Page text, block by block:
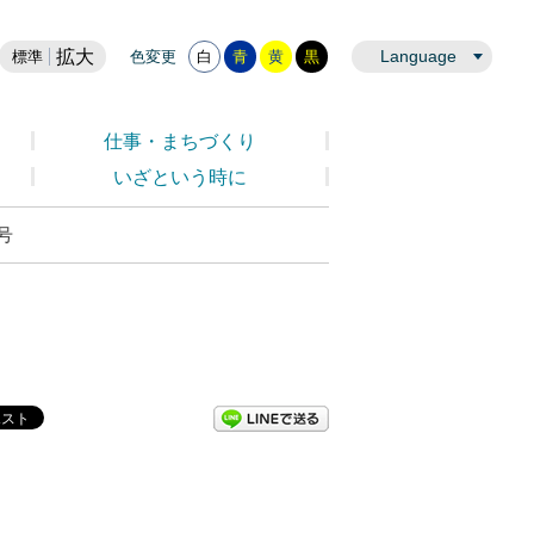
標準 拡大 色変更 白 青 黄 黒 Language
仕事・まちづくり
いざという時に